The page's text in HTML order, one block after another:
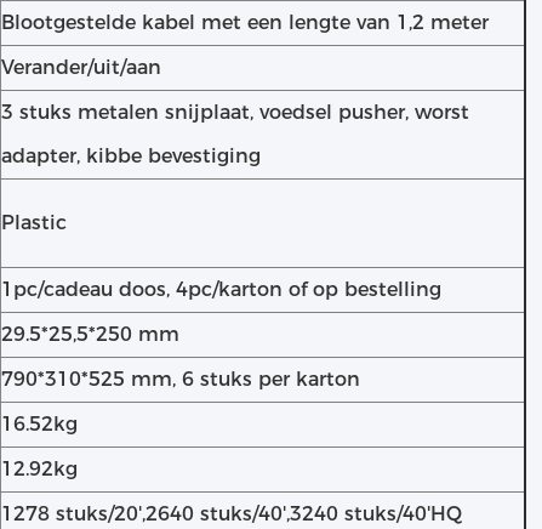
Blootgestelde kabel met een lengte van 1,2 meter
Verander/uit/aan
3 stuks metalen snijplaat, voedsel pusher, worst
adapter, kibbe bevestiging
Plastic
1pc/cadeau doos, 4pc/karton of op bestelling
29.5*25,5*250 mm
790*310*525 mm, 6 stuks per karton
16.52kg
12.92kg
1278 stuks/20',2640 stuks/40',3240 stuks/40'HQ